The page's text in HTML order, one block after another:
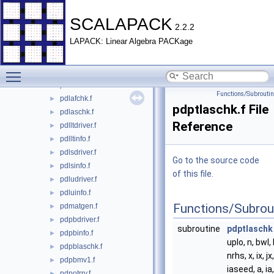
SCALAPACK 2.2.2
LAPACK: Linear Algebra PACKage
► pdgeqlrv.f
► pdgeqrrv.f
► pdgerqrv.f
► pdgetrrv.f
► pdinvchk.f
► pdinvinfo.f
► pdlafchk.f
► pdlaschk.f
► pdlltdriver.f
► pdlltinfo.f
► pdlsdriver.f
► pdlsinfo.f
► pdludriver.f
► pdluinfo.f
► pdmatgen.f
► pdpbdriver.f
► pdpbinfo.f
► pdpblaschk.f
► pdpbmv1.f
Functions/
pdptlaschk.f File
Reference
Go to the source code
of this file.
Functions/
subroutine pdptlaschk
uplo, n, bwl,
nrhs, x, ix,
iaseed, a,